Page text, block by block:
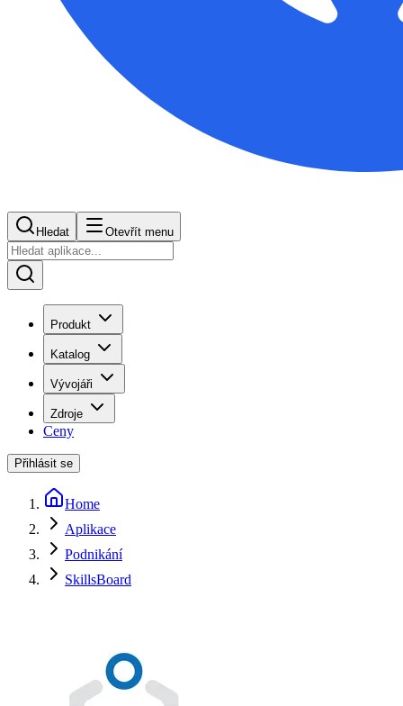
Hledat Otevřít menu
Produkt
Katalog
Vývojáři
Zdroje
Ceny
Přihlásit se
Home
Aplikace
Podnikání
SkillsBoard